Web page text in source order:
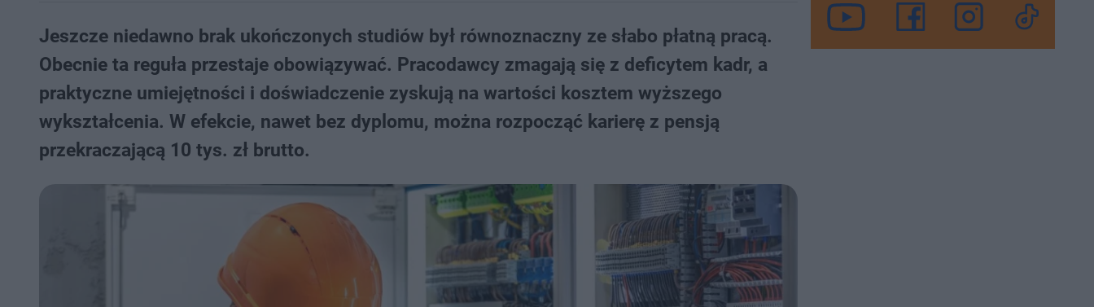
Jeszcze niedawno brak ukończonych studiów był równoznaczny ze słabo płatną pracą.
Obecnie ta reguła przestaje obowiązywać. Pracodawcy zmagają się z deficytem kadr, a
praktyczne umiejętności i doświadczenie zyskują na wartości kosztem wyższego
wykształcenia. W efekcie, nawet bez dyplomu, można rozpocząć karierę z pensją
przekraczającą 10 tys. zł brutto.